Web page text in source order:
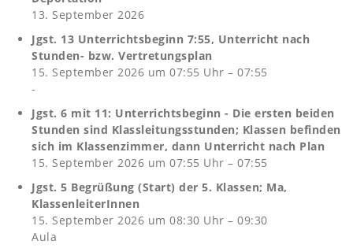
13. September 2026
Jgst. 13 Unterrichtsbeginn 7:55, Unterricht nach
Stunden- bzw. Vertretungsplan
15. September 2026 um 07:55 Uhr – 07:55
-
Jgst. 6 mit 11: Unterrichtsbeginn - Die ersten beiden
Stunden sind Klassleitungsstunden; Klassen befinden
sich im Klassenzimmer, dann Unterricht nach Plan
15. September 2026 um 07:55 Uhr – 07:55
Jgst. 5 Begrüßung (Start) der 5. Klassen; Ma,
KlassenleiterInnen
15. September 2026 um 08:30 Uhr – 09:30
Aula